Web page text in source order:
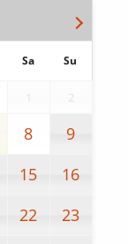
Sa Su
2
8
9
15
16
22
23